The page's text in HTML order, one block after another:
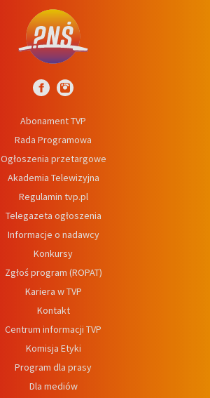
Abonament TVP
Rada Programowa
Ogłoszenia przetargowe
Akademia Telewizyjna
Regulamin tvp.pl
Telegazeta ogłoszenia
Informacje o nadawcy
Konkursy
Zgłoś program (ROPAT)
Kariera w TVP
Kontakt
Centrum informacji TVP
Komisja Etyki
Program dla prasy
Dla mediów